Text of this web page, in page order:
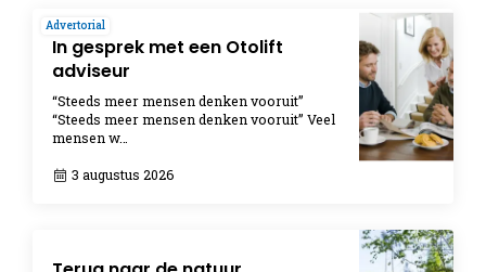
In gesprek met een Otolift
adviseur
“Steeds meer mensen denken vooruit”
“Steeds meer mensen denken vooruit” Veel
mensen w…
3 augustus 2026
Advertorial